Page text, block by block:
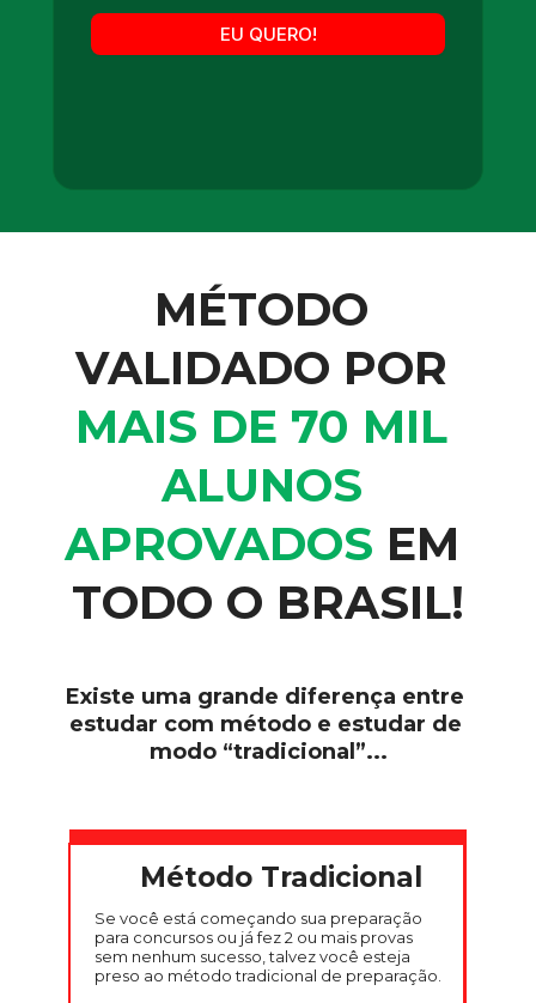
MÉTODO
MAIS DE 70 MIL
ALUNOS
APROVADOS EM
TODO O BRASIL!
Existe uma grande diferença entre
estudar com método e estudar de
modo “tradicional”...
Método Tradicional
Se você está começando sua preparação
para concursos ou já fez 2 ou mais provas
sem nenhum sucesso, talvez você esteja
preso ao método tradicional de preparação.